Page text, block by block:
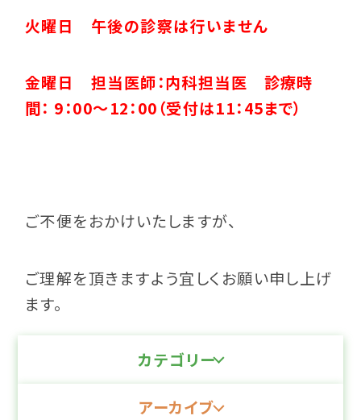
カテゴリー
アーカイブ
火曜日 午後の診察は行いません
金曜日 担当医師：内科担当医 診療時
間： 9：00～12：00（受付は11：45まで）
ご不便をおかけいたしますが、
ご理解を頂きますよう宜しくお願い申し上げ
ます。